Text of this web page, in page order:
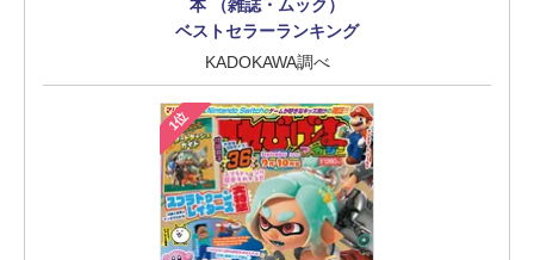
本 （雑誌・ムック）
ベストセラーランキング
KADOKAWA調べ
1位